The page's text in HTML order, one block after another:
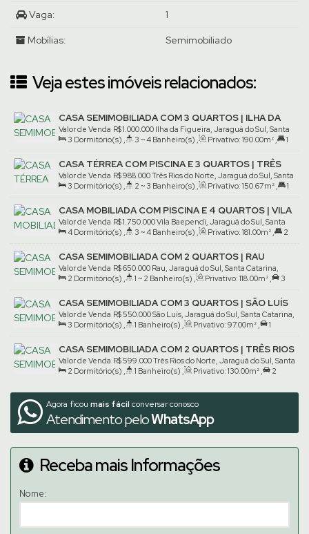
Vaga: 1
Mobílias: Semimobiliado
Veja estes imóveis relacionados:
CASA SEMIMOBILIADA COM 3 QUARTOS | ILHA DA
FIGUEIRA
R$1.000.000
Valor de Venda
Ilha da Figueira, Jaraguá do Sul, Santa
Catarina, Brasil
3 Dormitório(s) , 3 ~ 4 Banheiro(s) , Privativo: 190.00m² ,
1
CASA TÉRREA COM PISCINA E 3 QUARTOS | TRÊS
RIOS DO NORTE
R$988.000
Valor de Venda
Três Rios do Norte, Jaraguá do Sul, Santa
Catarina, Brasil
3 Dormitório(s) , 2 ~ 3 Banheiro(s) , Privativo: 150.67m² ,
1
CASA MOBILIADA COM PISCINA E 4 QUARTOS | VILA
BAEPENDI
R$1.750.000
Valor de Venda
Vila Baependi, Jaraguá do Sul, Santa
Catarina, Brasil
4 Dormitório(s) , 3 ~ 4 Banheiro(s) , Privativo: 181.00m² ,
2
CASA SEMIMOBILIADA COM 2 QUARTOS | RAU
R$650.000
Valor de Venda
Rau, Jaraguá do Sul, Santa Catarina,
Brasil
2 Dormitório(s) , 1 ~ 2 Banheiro(s) , Privativo: 118.00m² ,
3
CASA SEMIMOBILIADA COM 3 QUARTOS | SÃO LUÍS
R$ 550.000
Valor de Venda
São Luís, Jaraguá do Sul, Santa Catarina,
Brasil
3 Dormitório(s) , 1 Banheiro(s) , Privativo: 97.00m² ,
1
CASA SEMIMOBILIADA COM 2 QUARTOS | TRÊS RIOS
DO NORTE R$ 599.000
Valor de Venda
Três Rios do Norte, Jaraguá do Sul, Santa
Catarina, Brasil
2 Dormitório(s) , 1 Banheiro(s) , Privativo: 130.00m² ,
2
Agora ficou mais fácil conversar conosco
Atendimento peloWhatsApp
Receba mais Informações
Nome: